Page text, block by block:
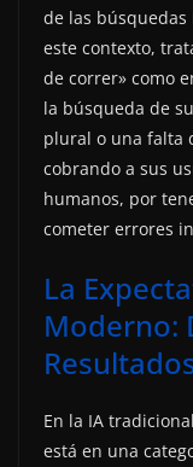
de las búsquedas
este contexto,
de correr» como
la búsqueda de
plural o una falta
cobrando a sus
humanos, por
cometer errores
La
Moderno:
En la IA
está en una